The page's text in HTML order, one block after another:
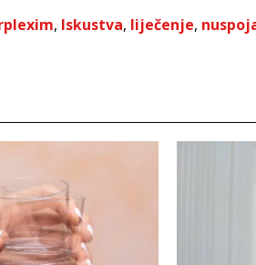
, Iskustva, liječenje,